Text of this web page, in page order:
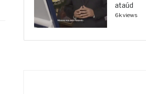
ataúd
6k views